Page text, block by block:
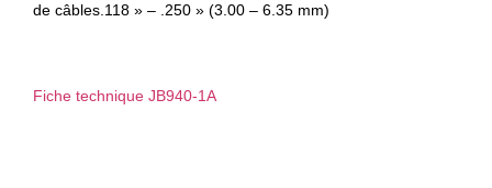
de câbles.118 » – .250 » (3.00 – 6.35 mm)
Fiche technique JB940-1A